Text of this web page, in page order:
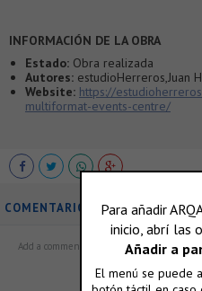
INFORMACIÓN DE LA OBRA
Estado: Obra realizada
Autores: estudioHerreros,Juan
Website: https://
multiformat-events-centre/
COMENTARIOS
ó